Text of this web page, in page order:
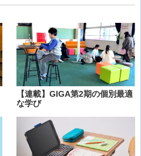
【連載】GIGA第2期の個別最適
な学び